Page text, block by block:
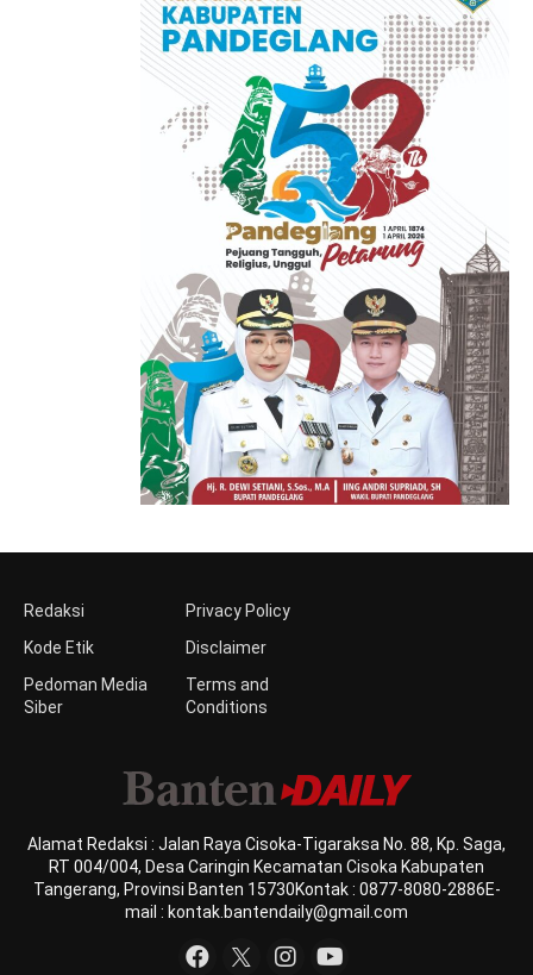
Redaksi
Kode Etik
Pedoman Media
Siber
Privacy Policy
Disclaimer
Terms and
Conditions
Alamat Redaksi : Jalan Raya Cisoka-Tigaraksa No. 88, Kp. Saga,
RT 004/004, Desa Caringin Kecamatan Cisoka Kabupaten
Tangerang, Provinsi Banten 15730Kontak : 0877-8080-2886E-
mail : kontak.bantendaily@gmail.com